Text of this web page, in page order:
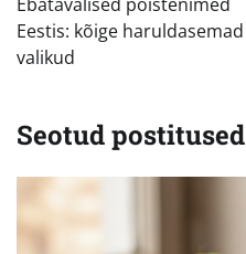
Eestis: kõige haruldasemad
valikud
Seotud postitused